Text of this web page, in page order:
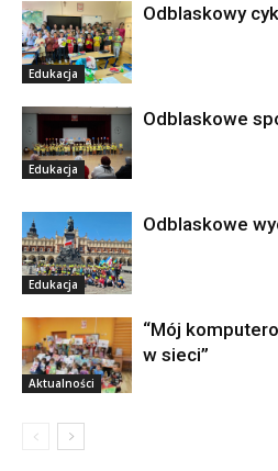
Edukacja
Odblaskowy
Edukacja
Odblaskowe
Edukacja
Odblaskowe
Aktualności
“Mój
w sieci”